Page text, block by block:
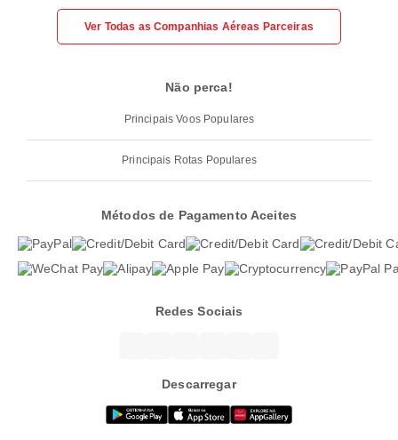
Ver Todas as Companhias Aéreas Parceiras
Não perca!
Principais Voos Populares
Principais Rotas Populares
Métodos de Pagamento Aceites
Redes Sociais
Descarregar